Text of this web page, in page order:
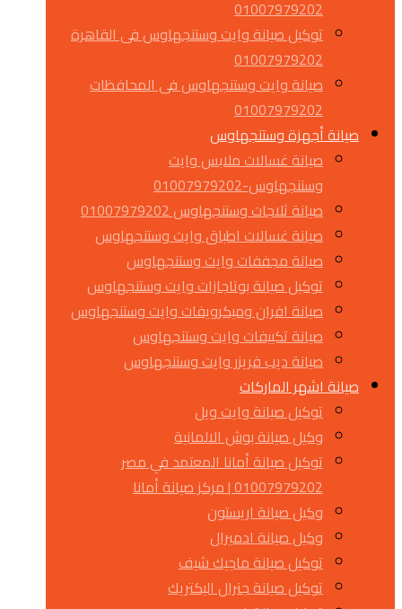
01007979202
توكيل صيانة وايت وستنجهاوس فى القاهرة
01007979202
صيانة وايت وستنجهاوس فى المحافظات
01007979202
صيانة أجهزة وستنجهاوس
صيانة غسالات ملابس وايت
وستنجهاوس-01007979202
صيانة ثلاجات وستنجهاوس 01007979202
صيانة غسالات اطباق وايت وستنجهاوس
صيانة مجففات وايت وستنجهاوس
توكيل صيانة بوتاجازات وايت وستنجهاوس
صيانة افران وميكرويفات وايت وستنجهاوس
صيانة تكييفات وايت وستنجهاوس
صيانة ديب فريزر وايت وستنجهاوس
صيانة اشهر الماركات
توكيل صيانة وايت ويل
وكيل صيانة بوش الالمانية
توكيل صيانة أمانا المعتمد في مصر
01007979202 | مركز صيانة أمانا
وكيل صيانة اريستون
وكيل صيانة ادميرال
توكيل صيانة ماجيك شيف
توكيل صيانة جنرال اليكتريك